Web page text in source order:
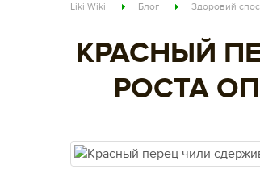
Liki Wiki Блог Здоровий
КРАСНЫЙ
РОСТА